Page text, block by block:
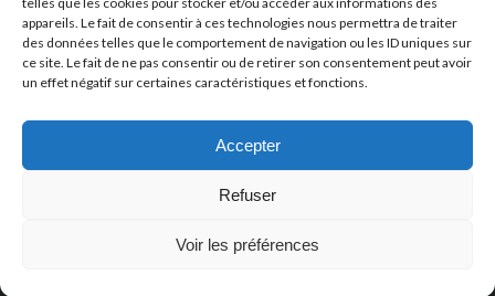
appareils. Le fait de consentir à ces technologies nous permettra de traiter
des données telles que le comportement de navigation ou les ID uniques sur
ce site. Le fait de ne pas consentir ou de retirer son consentement peut avoir
un effet négatif sur certaines caractéristiques et fonctions.
Accepter
Refuser
Voir les préférences
le navigateur pour mon prochain commentaire.
Actualité au sens large
Plan du site